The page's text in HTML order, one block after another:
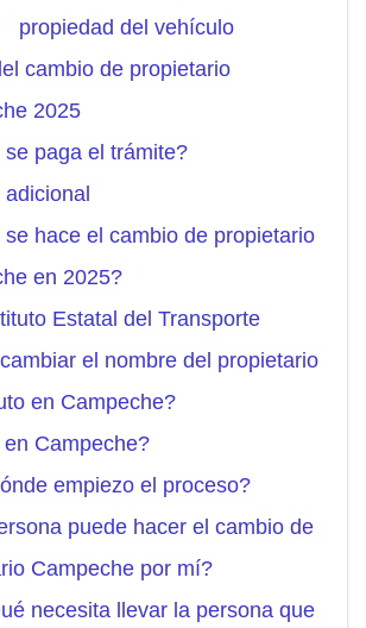
propiedad del vehículo
cambio de propietario
2025
se paga el trámite?
adicional
se hace el cambio de propietario
en 2025?
Estatal del Transporte
el nombre del propietario
en Campeche?
en Campeche?
empiezo el proceso?
puede hacer el cambio de
Campeche por mí?
necesita llevar la persona que